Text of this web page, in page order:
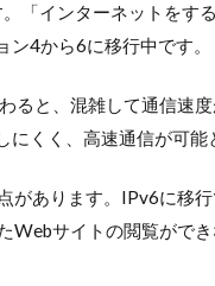
「インターネットをす
ン4から6に移行中です。
ると、混雑して通信速
にくく、高速通信が可能
があります。IPv6に移行
Webサイトの閲覧がで